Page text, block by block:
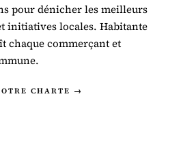
pour dénicher les meilleurs
initiatives locales. Habitante
chaque commerçant et
CHARTE →